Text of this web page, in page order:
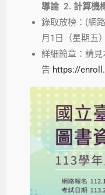
導論 2. 計算機
錄取放榜：(網
月1日（星期五）
詳細簡章：請
告 https://